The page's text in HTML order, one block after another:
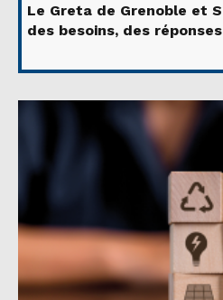
Le Greta de Grenoble et
des besoins, des réponses